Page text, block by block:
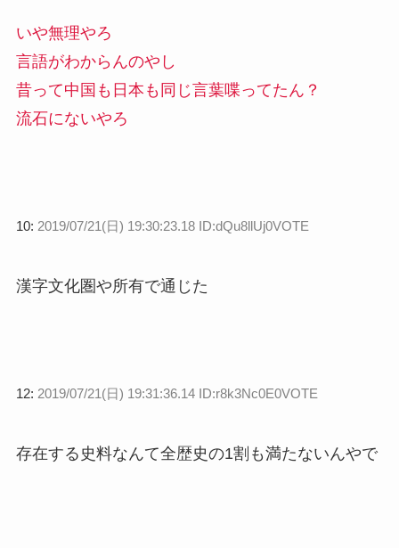
いや無理やろ
言語がわからんのやし
昔って中国も日本も同じ言葉喋ってたん？
流石にないやろ
10: 2019/07/21(日) 19:30:23.18 ID:dQu8llUj0VOTE
漢字文化圏や所有で通じた
12: 2019/07/21(日) 19:31:36.14 ID:r8k3Nc0E0VOTE
存在する史料なんて全歴史の1割も満たないんやで